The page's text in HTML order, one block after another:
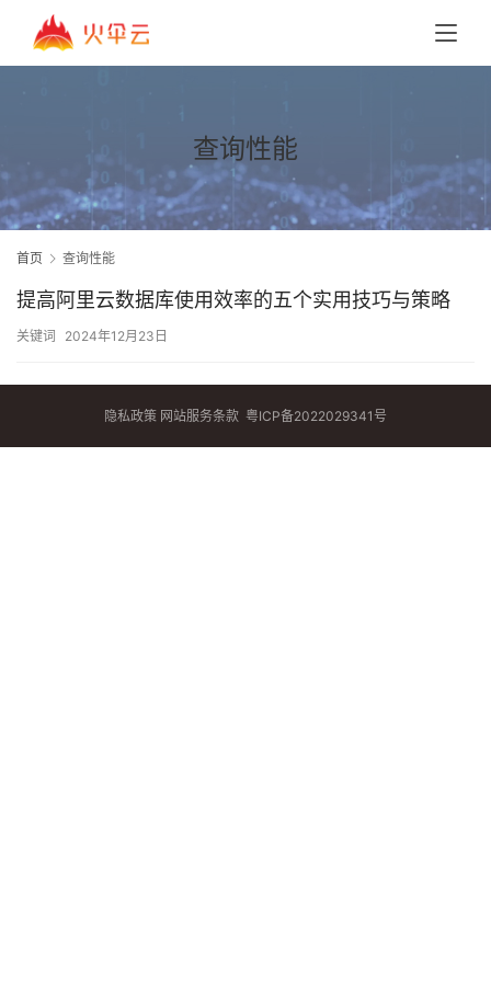
查询性能
首页 查询性能
提高阿里云数据库使用效率的五个实用技巧与策略
关键词 2024年12月23日
隐私政策 网站服务条款 粤ICP备2022029341号